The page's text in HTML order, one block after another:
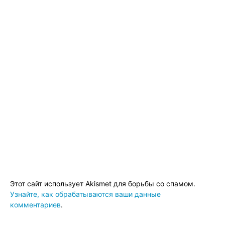
Этот сайт использует Akismet для борьбы со спамом.
Узнайте, как обрабатываются ваши данные
комментариев.